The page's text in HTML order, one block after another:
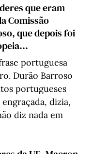
que eram
Comissão
que depois foi
portuguesa
Durão Barroso
portugueses
dizia,
diz nada em